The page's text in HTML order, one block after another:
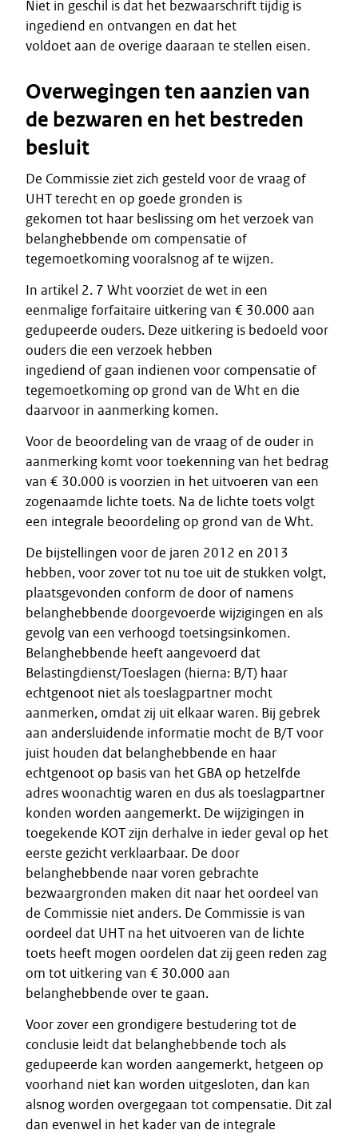
Niet in geschil is dat het bezwaarschrift tijdig is
ingediend en ontvangen en dat het
voldoet aan de overige daaraan te stellen eisen.
Overwegingen ten aanzien van
de bezwaren en het bestreden
besluit
De Commissie ziet zich gesteld voor de vraag of
UHT terecht en op goede gronden is
gekomen tot haar beslissing om het verzoek van
belanghebbende om compensatie of
tegemoetkoming vooralsnog af te wijzen.
In artikel 2. 7 Wht voorziet de wet in een
eenmalige forfaitaire uitkering van € 30.000 aan
gedupeerde ouders. Deze uitkering is bedoeld voor
ouders die een verzoek hebben
ingediend of gaan indienen voor compensatie of
tegemoetkoming op grond van de Wht en die
daarvoor in aanmerking komen.
Voor de beoordeling van de vraag of de ouder in
aanmerking komt voor toekenning van het bedrag
van € 30.000 is voorzien in het uitvoeren van een
zogenaamde lichte toets. Na de lichte toets volgt
een integrale beoordeling op grond van de Wht.
De bijstellingen voor de jaren 2012 en 2013
hebben, voor zover tot nu toe uit de stukken volgt,
plaatsgevonden conform de door of namens
belanghebbende doorgevoerde wijzigingen en als
gevolg van een verhoogd toetsingsinkomen.
Belanghebbende heeft aangevoerd dat
Belastingdienst/Toeslagen (hierna: B/T) haar
echtgenoot niet als toeslagpartner mocht
aanmerken, omdat zij uit elkaar waren. Bij gebrek
aan andersluidende informatie mocht de B/T voor
juist houden dat belanghebbende en haar
echtgenoot op basis van het GBA op hetzelfde
adres woonachtig waren en dus als toeslagpartner
konden worden aangemerkt. De wijzigingen in
toegekende KOT zijn derhalve in ieder geval op het
eerste gezicht verklaarbaar. De door
belanghebbende naar voren gebrachte
bezwaargronden maken dit naar het oordeel van
de Commissie niet anders. De Commissie is van
oordeel dat UHT na het uitvoeren van de lichte
toets heeft mogen oordelen dat zij geen reden zag
om tot uitkering van € 30.000 aan
belanghebbende over te gaan.
Voor zover een grondigere bestudering tot de
conclusie leidt dat belanghebbende toch als
gedupeerde kan worden aangemerkt, hetgeen op
voorhand niet kan worden uitgesloten, dan kan
alsnog worden overgegaan tot compensatie. Dit zal
dan evenwel in het kader van de integrale